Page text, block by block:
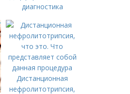
диагностика
Дистанционная
нефролитотрипсия,